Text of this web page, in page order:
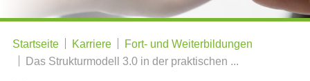
Startseite Karriere
Fort- und Weiterbildungen
Das Strukturmodell 3.0 in der praktischen ...